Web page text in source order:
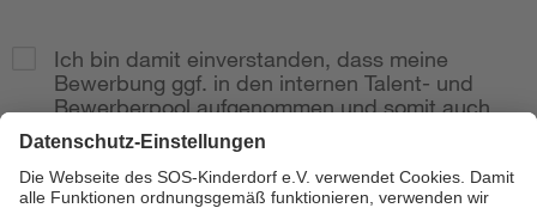
Ich bin damit einverstanden, dass meine
Bewerbung ggf. in den internen Talent- und
Bewerberpool aufgenommen und somit auch
bei weitere Stellenausschreibungen
berücksichtig wird.
Zur Anzeige